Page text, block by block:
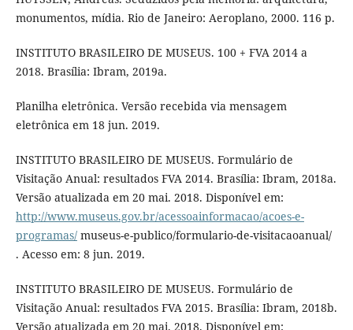
monumentos, mídia. Rio de Janeiro: Aeroplano, 2000. 116 p.
INSTITUTO BRASILEIRO DE MUSEUS. 100 + FVA 2014 a
2018. Brasília: Ibram, 2019a.
Planilha eletrônica. Versão recebida via mensagem
eletrônica em 18 jun. 2019.
INSTITUTO BRASILEIRO DE MUSEUS. Formulário de
Visitação Anual: resultados FVA 2014. Brasília: Ibram, 2018a.
Versão atualizada em 20 mai. 2018. Disponível em:
http://www.museus.gov.br/acessoainformacao/acoes-e-
programas/museus-e-publico/formulario-de-visitacaoanual/
. Acesso em: 8 jun. 2019.
INSTITUTO BRASILEIRO DE MUSEUS. Formulário de
Visitação Anual: resultados FVA 2015. Brasília: Ibram, 2018b.
Versão atualizada em 20 mai. 2018. Disponível em: